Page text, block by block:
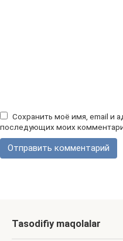
Сохранить моё имя, email и
последующих моих
Tasodifiy maqolalar